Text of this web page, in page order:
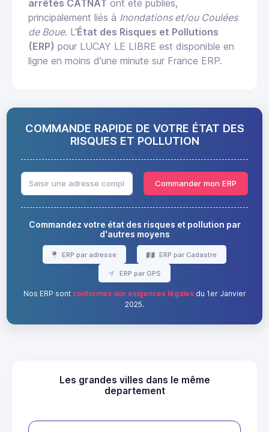
arrêtés CATNAT ont été publiés,
principalement liés à Inondations et/ou Coulées
de Boue. L'État des Risques et Pollutions
(ERP) pour LUCAY LE LIBRE est disponible en
ligne en moins d'une minute sur France ERP.
COMMANDE RAPIDE DE VOTRE ÉTAT DES
RISQUES ET POLLUTION
Commander mon ERP
Commandez votre état des risques et pollution par
d'autres moyens
ERP par adresse ERP par Cadastre
ERP par GPS
Nos ERP sont conformes aux exigences légalesdu 1er Janvier
2025.
Les grandes villes dans le même
departement